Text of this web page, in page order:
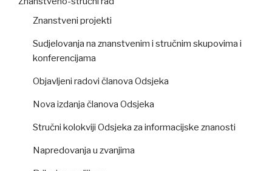
Znanstveni projekti
Sudjelovanja na znanstvenim i stručnim skupovima i
konferencijama
Objavljeni radovi članova Odsjeka
Nova izdanja članova Odsjeka
Stručni kolokviji Odsjeka za informacijske znanosti
Napredovanja u zvanjima